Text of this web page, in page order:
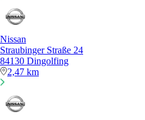
Nissan
Straubinger Straße 24
84130 Dingolfing
2,47 km